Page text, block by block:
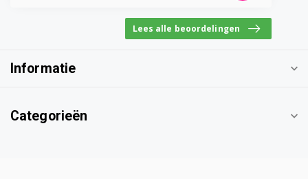
Lees alle beoordelingen
Informatie
Categorieën